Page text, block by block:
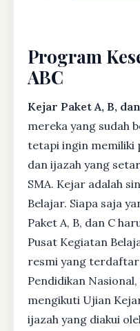
Program
ABC
Kejar Paket A, B,
mereka yang sudah
tetapi ingin memiliki
dan ijazah yang
SMA. Kejar adalah
Belajar. Siapa saja
Paket A, B, dan C
Pusat Kegiatan
resmi yang
Pendidikan
mengikuti Ujian
ijazah yang diakui